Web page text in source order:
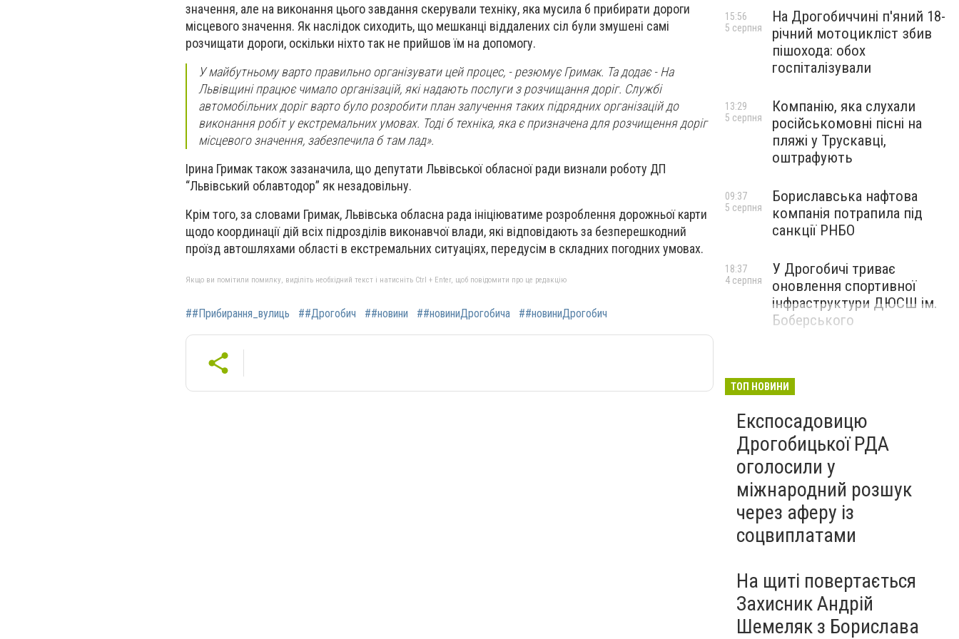
значення, але на виконання цього завдання скерували техніку, яка мусила б прибирати дороги
місцевого значення. Як наслідок сиходить, що мешканці віддалених сіл були змушені самі
розчищати дороги, оскільки ніхто так не прийшов їм на допомогу.
У майбутньому варто правильно організувати цей процес, - резюмує Гримак. Та додає - На
Львівщині працює чимало організацій, які надають послуги з розчищання доріг. Службі
автомобільних доріг варто було розробити план залучення таких підрядних організацій до
виконання робіт у екстремальних умовах. Тоді б техніка, яка є призначена для розчищення доріг
місцевого значення, забезпечила б там лад».
Ірина Гримак також зазаначила, що депутати Львівської обласної ради визнали роботу ДП
“Львівський облавтодор” як незадовільну.
Крім того, за словами Гримак, Львівська обласна рада ініціюватиме розроблення дорожньої карти
щодо координації дій всіх підрозділів виконавчої влади, які відповідають за безперешкодний
проїзд автошляхами області в екстремальних ситуаціях, передусім в складних погодних умовах.
Якщо ви помітили помилку, виділіть необхідний текст і натисніть Ctrl + Enter, щоб повідомити про це редакцію
##Прибирання_вулиць ##Дрогобич ##новини ##новиниДрогобича ##новиниДрогобич
На Дрогобиччині п'яний 18-
річний мотоцикліст збив
пішохода: обох
госпіталізували
15:56
5 серпня
Компанію, яка слухали
російськомовні пісні на
пляжі у Трускавці,
оштрафують
13:29
5 серпня
Бориславська нафтова
компанія потрапила під
санкції РНБО
09:37
5 серпня
У Дрогобичі триває
оновлення спортивної
інфраструктури ДЮСШ ім.
Боберського
18:37
4 серпня
ТОП НОВИНИ
Експосадовицю
Дрогобицької РДА
оголосили у
міжнародний розшук
через аферу із
соцвиплатами
На щиті повертається
Захисник Андрій
Шемеляк з Борислава